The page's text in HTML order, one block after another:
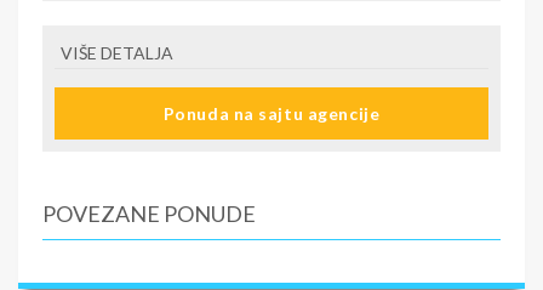
terakote i krečnjaka, smeštena je na brda Kastilje koja
grada: Plasa Major, panorama Katedrale, Trg Sv. Martina,
4. dan (utorak, 3. maj) MADRID
VIŠE DETALJA
Ponuda na sajtu agencije
POVEZANE PONUDE